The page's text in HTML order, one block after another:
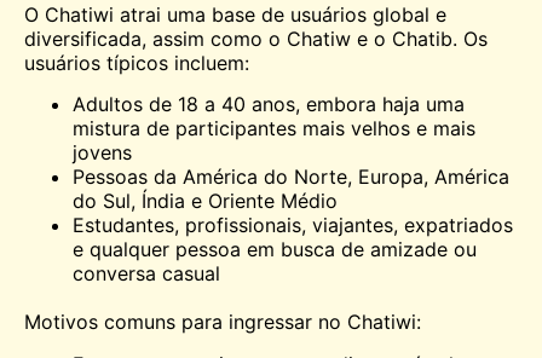
O Chatiwi atrai uma base de usuários global e
diversificada, assim como o Chatiw e o Chatib. Os
usuários típicos incluem:
Adultos de 18 a 40 anos, embora haja uma
mistura de participantes mais velhos e mais
jovens
Pessoas da América do Norte, Europa, América
do Sul, Índia e Oriente Médio
Estudantes, profissionais, viajantes, expatriados
e qualquer pessoa em busca de amizade ou
conversa casual
Motivos comuns para ingressar no Chatiwi: